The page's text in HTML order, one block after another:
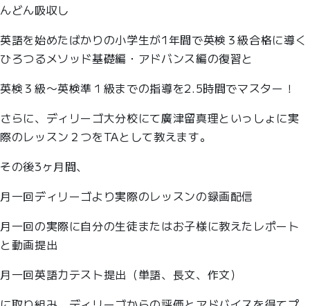
んどん吸収し
英語を始めたばかりの小学生が1年間で英検３級合格に導く
ひろつるメソッド基礎編・アドバンス編の復習と
英検３級〜英検準１級までの指導を2.5時間でマスター！
さらに、ディリーゴ大分校にて廣津留真理といっしょに実
際のレッスン２つをTAとして教えます。
その後3ヶ月間、
月一回ディリーゴより実際のレッスンの録画配信
月一回の実際に自分の生徒またはお子様に教えたレポート
と動画提出
月一回英語力テスト提出（単語、長文、作文）